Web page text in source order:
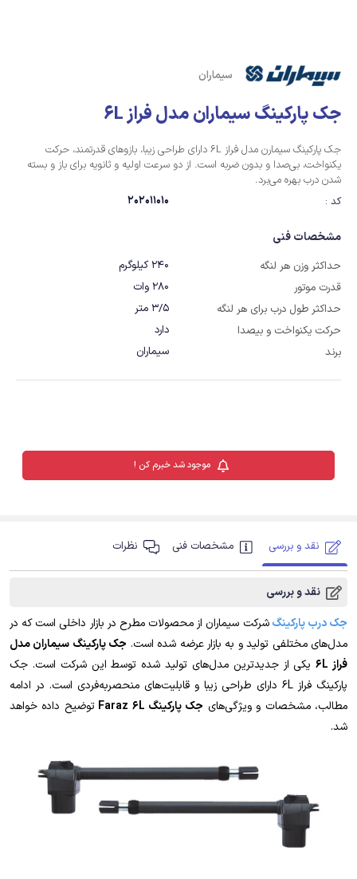
سیماران
جک پارکینگ سیماران مدل فراز 6L
جک پارکینگ سیمارن مدل فراز 6L دارای طراحی زیبا، بازوهای قدرتمند، حرکت
یکنواخت، بی‌صدا و بدون ضربه است. از دو سرعت اولیه و ثانویه برای باز و بسته
شدن درب بهره می‌برد.
کد :
202011010
مشخصات فنی
حداکثر وزن هر لنگه
240 کیلوگرم
قدرت موتور
280 وات
حداکثر طول درب برای هر لنگه
3/5 متر
حرکت یکنواخت و بیصدا
دارد
برند
سیماران
موجود شد خبرم کن !
نقد و بررسی مشخصات فنی نظرات
نقد و بررسی
جک درب پارکینگ شرکت سیماران از محصولات مطرح در بازار داخلی است که در
مدل‌های مختلفی تولید و به بازار عرضه شده است. جک پارکینگ سیماران مدل
فراز 6L
یکی از جدیدترین مدل‌های تولید شده توسط این شرکت است. جک
پارکینگ فراز 6L دارای طراحی زیبا و قابلیت‌های منحصربه‌فردی است. در ادامه
مطالب، مشخصات و ویژگی‌های جک پارکینگ Faraz 6L
توضیح داده خواهد
شد.